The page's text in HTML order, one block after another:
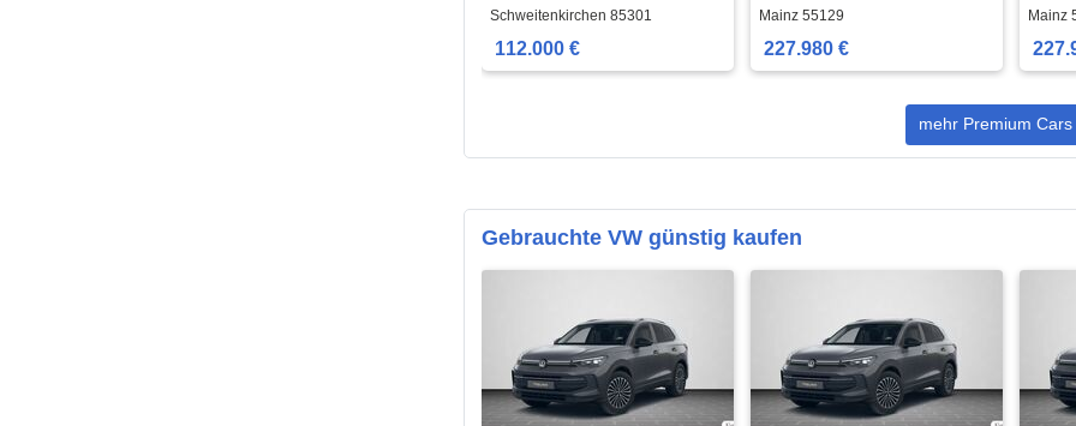
Schweitenkirchen 85301
112.000 €
Mainz 55129
227.980 €
Mainz
mehr Premium Cars
Gebrauchte VW günstig kaufen